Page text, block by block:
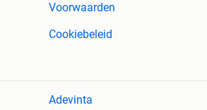
Voorwaarden
Cookiebeleid
Adevinta